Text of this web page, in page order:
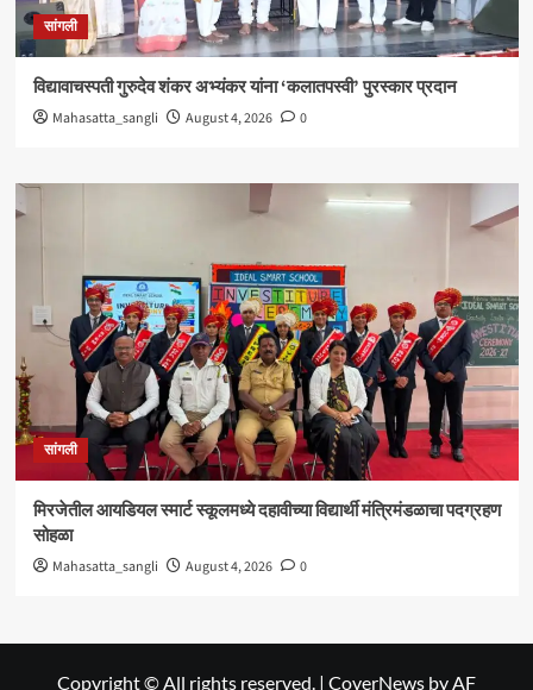
सांगली
विद्यावाचस्पती गुरुदेव शंकर अभ्यंकर यांना ‘कलातपस्वी’ पुरस्कार प्रदान
Mahasatta_sangli August 4, 2026 0
सांगली
मिरजेतील आयडियल स्मार्ट स्कूलमध्ये दहावीच्या विद्यार्थी मंत्रिमंडळाचा पदग्रहण
सोहळा
Mahasatta_sangli August 4, 2026 0
Copyright © All rights reserved. | CoverNews by AF